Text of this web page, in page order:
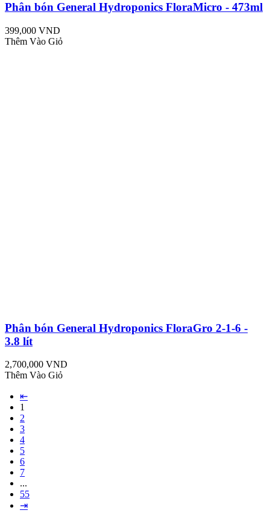
Phân bón General Hydroponics FloraMicro - 473ml
399,000 VND
Thêm Vào Giỏ
Phân bón General Hydroponics FloraGro 2-1-6 -
3.8 lít
2,700,000 VND
Thêm Vào Giỏ
⇤
1
2
3
4
5
6
7
...
55
⇥